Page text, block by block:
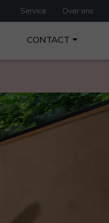
Service Over ons
CONTACT